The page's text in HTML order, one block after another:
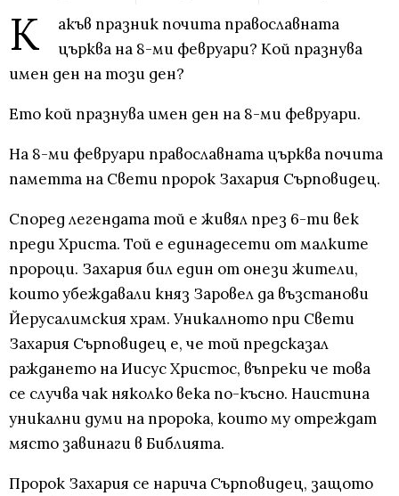
К
акъв празник почита православната
църква на 8-ми февруари? Кой празнува
имен ден на този ден?
Ето кой празнува имен ден на 8-ми февруари.
На 8-ми февруари православната църква почита
паметта на Свети пророк Захария Сърповидец.
Според легендата той е живял през 6-ти век
преди Христа. Той е единадесети от малките
пророци. Захария бил един от онези жители,
които убеждавали княз Заровел да възстанови
Йерусалимския храм. Уникалното при Свети
Захария Сърповидец е, че той предсказал
раждането на Иисус Христос, въпреки че това
се случва чак няколко века по-късно. Наистина
уникални думи на пророка, които му отреждат
място завинаги в Библията.
Пророк Захария се нарича Сърповидец, защото